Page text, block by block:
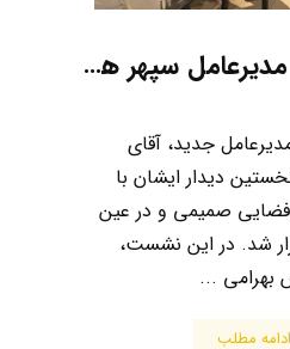
مهندس بهرامی مدیرعامل سپهر هشتم در نخستین دیدار با کارکنان؛ تبیین مسیر پیش‌رو و ...
جدید، آقای
دیدار ایشان با
فضایی صمیمی و در عین
شد. در این نشست،
بهرامی ...
ادامه مطلب